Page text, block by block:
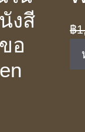
งสี
อ
฿